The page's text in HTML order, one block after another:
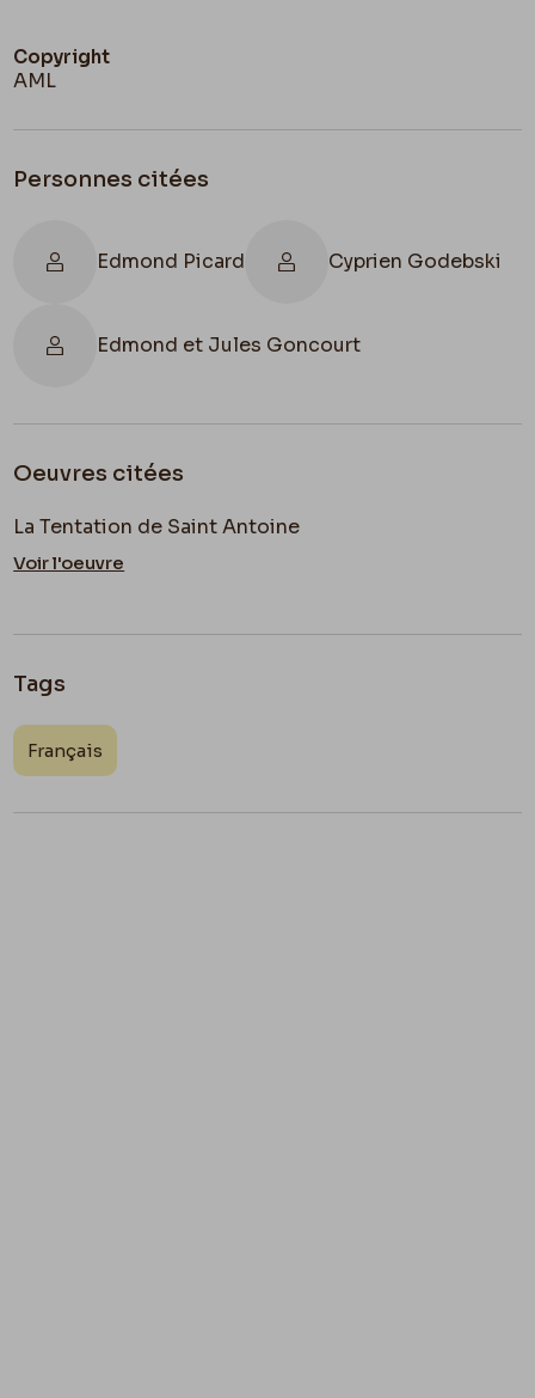
Copyright
AML
Personnes citées
Edmond Picard Cyprien Godebski
Edmond et Jules Goncourt
Oeuvres citées
La Tentation de Saint Antoine
Voir l'oeuvre
Tags
Français